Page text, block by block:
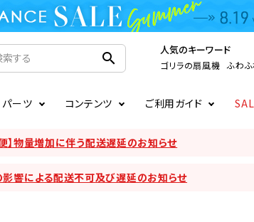
search 人気のキーワード
ゴリラの扇風機 ふわ
サーキュレーター
CIRCULIGHT
LuminousLED
パーツ
照明関連
コンテンツ ご利用ガイド
注文確認メールの未着について
て 会員登録について
】物量増加に伴う配送遅延のお知らせ
響による配送不可及び遅延のお知らせ